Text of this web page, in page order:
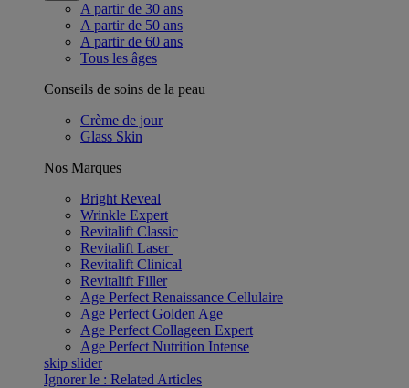
A partir de 30 ans
A partir de 50 ans
A partir de 60 ans
Tous les âges
Conseils de soins de la peau
Crème de jour
Glass Skin
Nos Marques
Bright Reveal
Wrinkle Expert
Revitalift Classic
Revitalift Laser ​
Revitalift Clinical
Revitalift Filler
Age Perfect Renaissance Cellulaire
Age Perfect Golden Age
Age Perfect Collageen Expert
Age Perfect Nutrition Intense
skip slider
Ignorer le : Related Articles